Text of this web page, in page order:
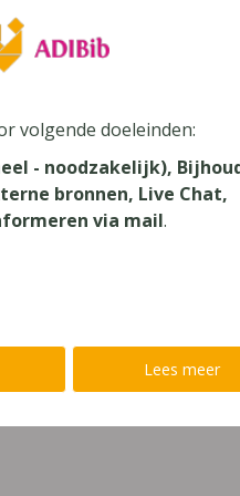
over thema's als redelijke
(niet-
volgende doeleinden:
- noodzakelijk),
bronnen, Live Chat,
via mail.
Lees meer